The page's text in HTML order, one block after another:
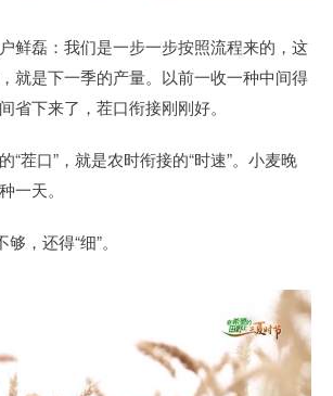
鲜磊：我们是一步一步按照流程来的，这
就是下一季的产量。以前一收一种中间得
省下来了，茬口衔接刚刚好。
“茬口”，就是农时衔接的“时速”。小麦晚
一天。
，还得“细”。